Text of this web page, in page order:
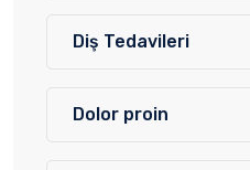
Diş Tedavileri
Dolor proin